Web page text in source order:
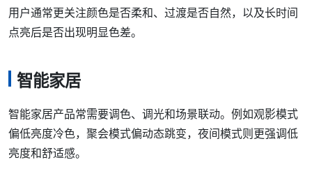
用户通常更关注颜色是否柔和、过渡是否自然，以及长时间
点亮后是否出现明显色差。
智能家居
智能家居产品常需要调色、调光和场景联动。例如观影模式
偏低亮度冷色，聚会模式偏动态跳变，夜间模式则更强调低
亮度和舒适感。